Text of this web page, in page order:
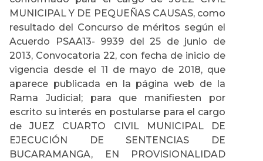
MUNICIPAL Y DE PEQUEÑAS CAUSAS, como
resultado del Concurso de méritos según el
Acuerdo PSAA13- 9939 del 25 de junio de
2013, Convocatoria 22, con fecha de inicio de
vigencia desde el 11 de mayo de 2018, que
aparece publicada en la página web de la
Rama Judicial; para que manifiesten por
escrito su interés en postularse para el cargo
de JUEZ CUARTO CIVIL MUNICIPAL DE
EJECUCIÓN DE SENTENCIAS DE
BUCARAMANGA, EN PROVISIONALIDAD